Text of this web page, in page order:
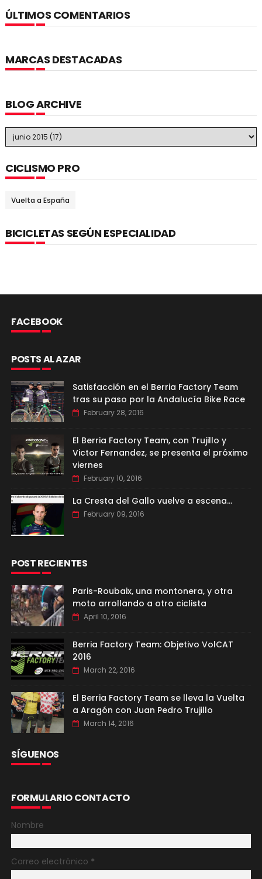
ÚLTIMOS COMENTARIOS
MARCAS DESTACADAS
BLOG ARCHIVE
CICLISMO PRO
Vuelta a España
BICICLETAS SEGÚN ESPECIALIDAD
FACEBOOK
POSTS AL AZAR
Satisfacción en el Berria Factory Team
tras su paso por la Andalucía Bike Race
February 28, 2016
El Berria Factory Team, con Trujillo y
Victor Fernandez, se presenta el próximo
viernes
February 10, 2016
La Cresta del Gallo vuelve a escena...
February 09, 2016
POST RECIENTES
Paris-Roubaix, una montonera, y otra
moto arrollando a otro ciclista
April 10, 2016
Berria Factory Team: Objetivo VolCAT
2016
March 22, 2016
El Berria Factory Team se lleva la Vuelta
a Aragón con Juan Pedro Trujillo
March 14, 2016
SÍGUENOS
FORMULARIO CONTACTO
Nombre
Correo electrónico *